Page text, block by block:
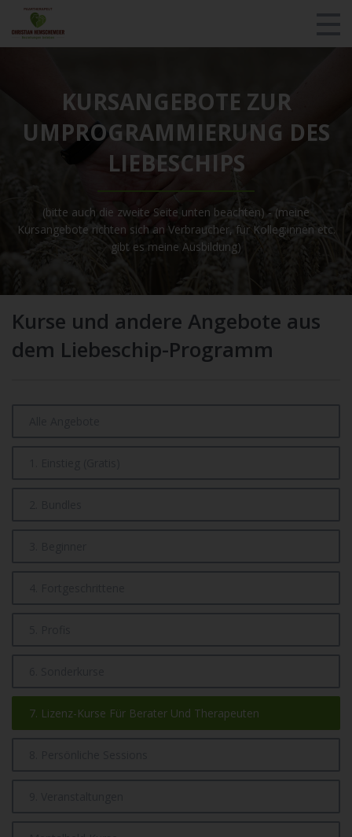
Teste dich!
Werde Berater!
Paartherapie
MentalHeld
Veranstaltungen
KURSANGEBOTE ZUR
UMPROGRAMMIERUNG DES
LIEBESCHIPS
(bitte auch die zweite Seite unten beachten) - (meine
Kursangebote richten sich an Verbraucher, für Kolleg:innen etc.
gibt es meine Ausbildung)
Kurse und andere Angebote aus
dem Liebeschip-Programm
7. Lizenz-Kurse Für Berater Und Therapeuten